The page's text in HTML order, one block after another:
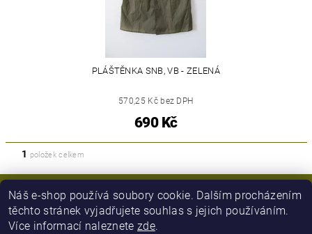
PLÁŠTĚNKA SNB, VB - ZELENÁ
570,25 Kč bez DPH
690 Kč
1 položek celkem
Náš e-shop používá soubory cookie. Dalším procházením
těchto stránek vyjadřujete souhlas s jejich používáním.
Více informací naleznetezde.